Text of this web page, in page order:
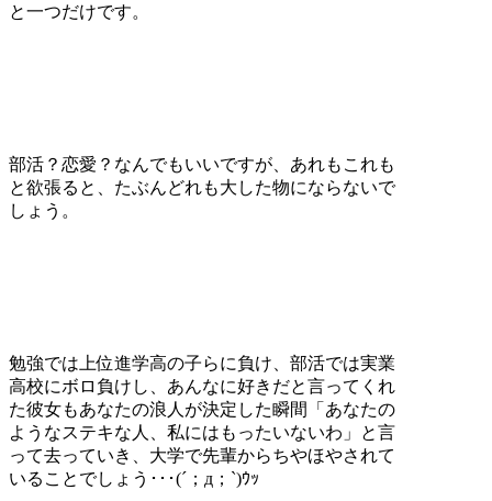
と一つだけです。
部活？恋愛？なんでもいいですが、あれもこれも
と欲張ると、たぶんどれも大した物にならないで
しょう。
勉強では上位進学高の子らに負け、部活では実業
高校にボロ負けし、あんなに好きだと言ってくれ
た彼女もあなたの浪人が決定した瞬間「あなたの
ようなステキな人、私にはもったいないわ」と言
って去っていき、大学で先輩からちやほやされて
いることでしょう･･･(´；д；`)ｳｯ